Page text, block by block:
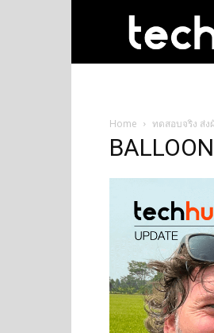
Home ทดสอบจริง ส่